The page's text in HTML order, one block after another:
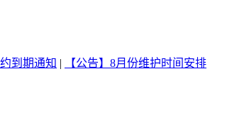
到期通知 |
【公告】8月份维护时间安排